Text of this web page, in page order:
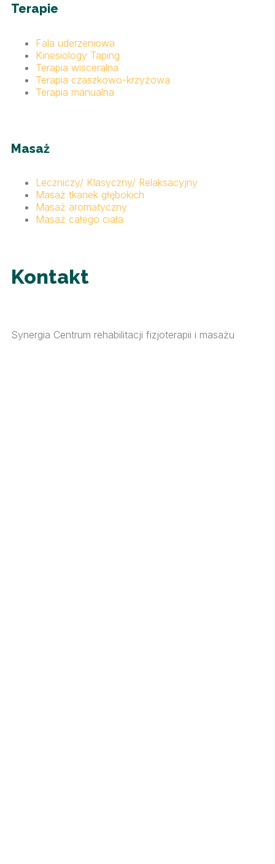
Terapie
Fala uderzeniowa
Kinesiology Taping
Terapia wisceralna
Terapia czaszkowo-krzyżowa
Terapia manualna
Masaż
Leczniczy/ Klasyczny/ Relaksacyjny
Masaż tkanek głębokich
Masaż aromatyczny
Masaż całego ciała
Kontakt
Synergia Centrum rehabilitacji fizjoterapii i masażu